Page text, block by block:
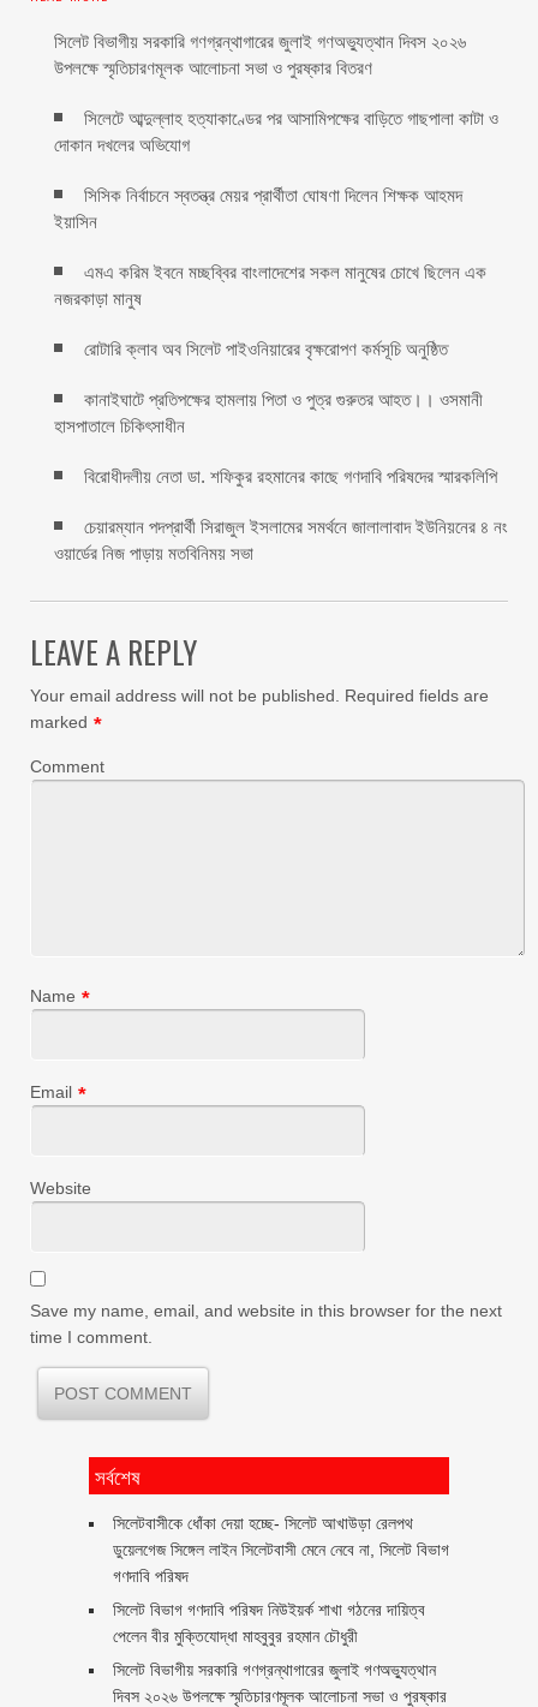
সিলেট বিভাগীয় সরকারি গণগ্রন্থাগারের জুলাই গণঅভ্যুত্থান দিবস ২০২৬
উপলক্ষে স্মৃতিচারণমূলক আলোচনা সভা ও পুরষ্কার বিতরণ ‎ ‎
সিলেটে আব্দুল্লাহ হত্যাকাণ্ডের পর আসামিপক্ষের বাড়িতে গাছপালা কাটা ও
দোকান দখলের অভিযোগ
সিসিক নির্বাচনে স্বতন্ত্র মেয়র প্রার্থীতা ঘোষণা দিলেন শিক্ষক আহমদ
ইয়াসিন
এমএ করিম ইবনে মচ্ছব্বির বাংলাদেশের সকল মানুষের চোখে ছিলেন এক
নজরকাড়া মানুষ ‎
রোটারি ক্লাব অব সিলেট পাইওনিয়ারের বৃক্ষরোপণ কর্মসূচি অনুষ্ঠিত
কানাইঘাটে প্রতিপক্ষের হামলায় পিতা ও পুত্র গুরুতর আহত।। ওসমানী
হাসপাতালে চিকিৎসাধীন
বিরোধীদলীয় নেতা ডা. শফিকুর রহমানের কাছে গণদাবি পরিষদের স্মারকলিপি ‎
চেয়ারম্যান পদপ্রার্থী সিরাজুল ইসলামের সমর্থনে জালালাবাদ ইউনিয়নের ৪ নং
ওয়ার্ডের নিজ পাড়ায় মতবিনিময় সভা
LEAVE A REPLY
Your email address will not be published.
Required fields are
marked *
Comment
Name *
Email *
Website
Save my name, email, and website in this browser for the next
time I comment.
সর্বশেষ
‎সিলেটবাসীকে ধোঁকা দেয়া হচ্ছে- সিলেট আখাউড়া রেলপথ
ডুয়েলগেজ সিঙ্গেল লাইন সিলেটবাসী মেনে নেবে না, সিলেট বিভাগ
গণদাবি পরিষদ
সিলেট বিভাগ গণদাবি পরিষদ নিউইয়র্ক শাখা গঠনের দায়িত্ব
পেলেন বীর মুক্তিযোদ্ধা মাহবুবুর রহমান চৌধুরী ‎ ‎
সিলেট বিভাগীয় সরকারি গণগ্রন্থাগারের জুলাই গণঅভ্যুত্থান
দিবস ২০২৬ উপলক্ষে স্মৃতিচারণমূলক আলোচনা সভা ও পুরষ্কার